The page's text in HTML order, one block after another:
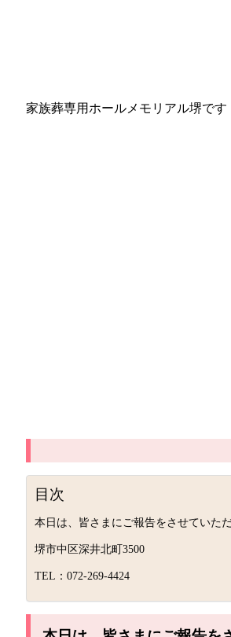
家族葬専用ホールメモリアル堺です
目次
本日は、皆さまにご報告をさせていた
堺市中区深井北町3500
TEL：072-269-4424